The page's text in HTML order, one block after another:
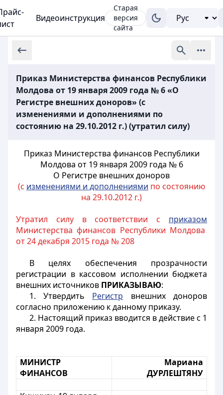
Видеоинструкция
Старая
версия
сайта
Приказ Министерства финансов Республики
Молдова от 19 января 2009 года № 6 «О
Регистре внешних доноров» (с
изменениями и дополнениями по
состоянию на 29.10.2012 г.) (утратил силу)
Приказ Министерства финансов Республики
Молдова от 19 января 2009 года № 6
О Регистре внешних доноров
(с изменениями и дополнениями по состоянию
на 29.10.2012 г.)
Утратил силу в соответствии с приказом
Министерства финансов Республики Молдова
от 24 декабря 2015 года № 208
В целях обеспечения прозрачности
регистрации в кассовом исполнении бюджета
внешних источников ПРИКАЗЫВАЮ:
1. Утвердить Регистр внешних доноров
согласно приложению к данному приказу.
2. Настоящий приказ вводится в действие с 1
января 2009 года.
МИНИСТР
ФИНАНСОВ
Мариана
ДУРЛЕШТЯНУ